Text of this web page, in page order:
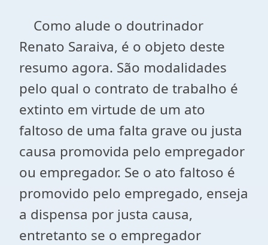
Como alude o doutrinador
Renato Saraiva, é o objeto deste
resumo agora. São modalidades
pelo qual o contrato de trabalho é
extinto em virtude de um ato
faltoso de uma falta grave ou justa
causa promovida pelo empregador
ou empregador. Se o ato faltoso é
promovido pelo empregado, enseja
a dispensa por justa causa,
entretanto se o empregador